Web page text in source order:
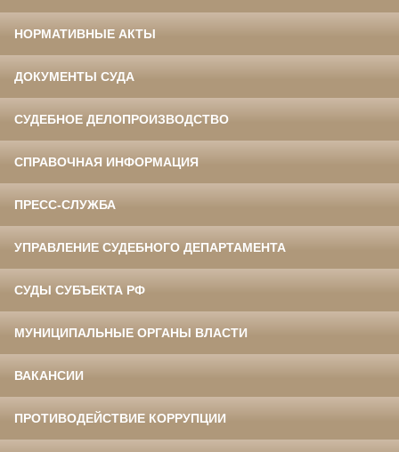
НОРМАТИВНЫЕ АКТЫ
ДОКУМЕНТЫ СУДА
СУДЕБНОЕ ДЕЛОПРОИЗВОДСТВО
СПРАВОЧНАЯ ИНФОРМАЦИЯ
ПРЕСС-СЛУЖБА
УПРАВЛЕНИЕ СУДЕБНОГО ДЕПАРТАМЕНТА
СУДЫ СУБЪЕКТА РФ
МУНИЦИПАЛЬНЫЕ ОРГАНЫ ВЛАСТИ
ВАКАНСИИ
ПРОТИВОДЕЙСТВИЕ КОРРУПЦИИ